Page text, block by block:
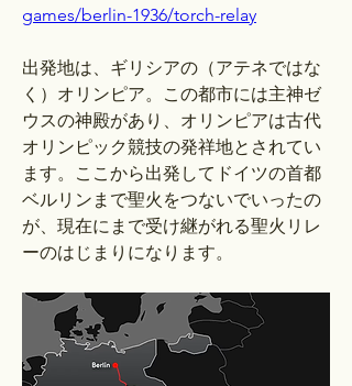
games/berlin-1936/torch-relay
出発地は、ギリシアの（アテネではな
く）オリンピア。この都市には主神ゼ
ウスの神殿があり、オリンピアは古代
オリンピック競技の発祥地とされてい
ます。ここから出発してドイツの首都
ベルリンまで聖火をつないでいったの
が、現在にまで受け継がれる聖火リレ
ーのはじまりになります。